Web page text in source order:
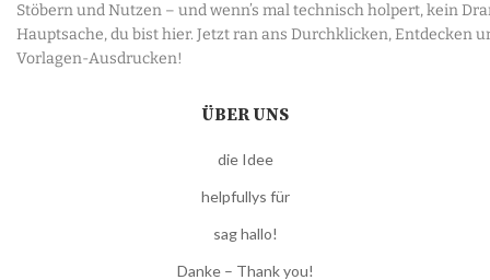
Stöbern und Nutzen – und wenn’s mal technisch holpert, kein
Hauptsache, du bist hier. Jetzt ran ans Durchklicken, Entdecken
Vorlagen-Ausdrucken!
ÜBER UNS
die Idee
helpfullys für
sag hallo!
Danke – Thank you!